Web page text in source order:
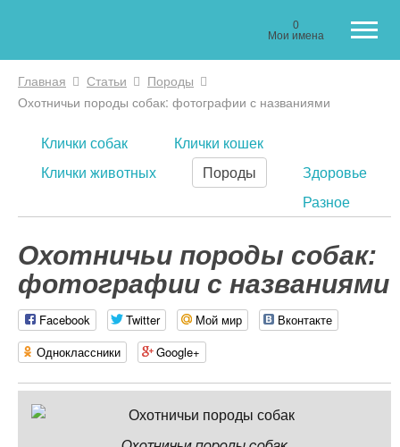
0
Мои имена
Вы здесь
Главная Статьи
Породы
Охотничьи породы собак: фотографии с названиями
Клички собак
Клички кошек
Клички животных
Породы
Здоровье
Разное
Охотничьи породы собак:
фотографии с названиями
Facebook Twitter Мой мир
Вконтакте
Одноклассники
Google+